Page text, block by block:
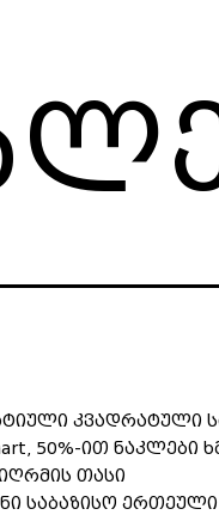
კვადრატული
50%-ით ნაკლები
თასი
საბაზისო ერთეული